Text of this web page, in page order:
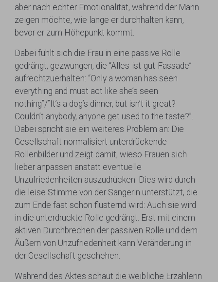
aber nach echter Emotionalität, während der Mann
zeigen möchte, wie lange er durchhalten kann,
bevor er zum Höhepunkt kommt.
Dabei fühlt sich die Frau in eine passive Rolle
gedrängt, gezwungen, die “Alles-ist-gut-Fassade”
aufrechtzuerhalten: “Only a woman has seen
everything and must act like she’s seen
nothing”/”It’s a dog’s dinner, but isn’t it great?
Couldn’t anybody, anyone get used to the taste?”.
Dabei spricht sie ein weiteres Problem an: Die
Gesellschaft normalisiert unterdrückende
Rollenbilder und zeigt damit, wieso Frauen sich
lieber anpassen anstatt eventuelle
Unzufriedenheiten auszudrücken. Dies wird durch
die leise Stimme von der Sängerin unterstützt, die
zum Ende fast schon flüsternd wird: Auch sie wird
in die unterdrückte Rolle gedrängt. Erst mit einem
aktiven Durchbrechen der passiven Rolle und dem
Äußern von Unzufriedenheit kann Veränderung in
der Gesellschaft geschehen.
Während des Aktes schaut die weibliche Erzählerin